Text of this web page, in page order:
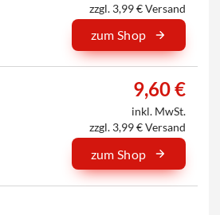
zzgl. 3,99 € Versand
zum Shop
9,60 €
inkl. MwSt.
zzgl. 3,99 € Versand
zum Shop